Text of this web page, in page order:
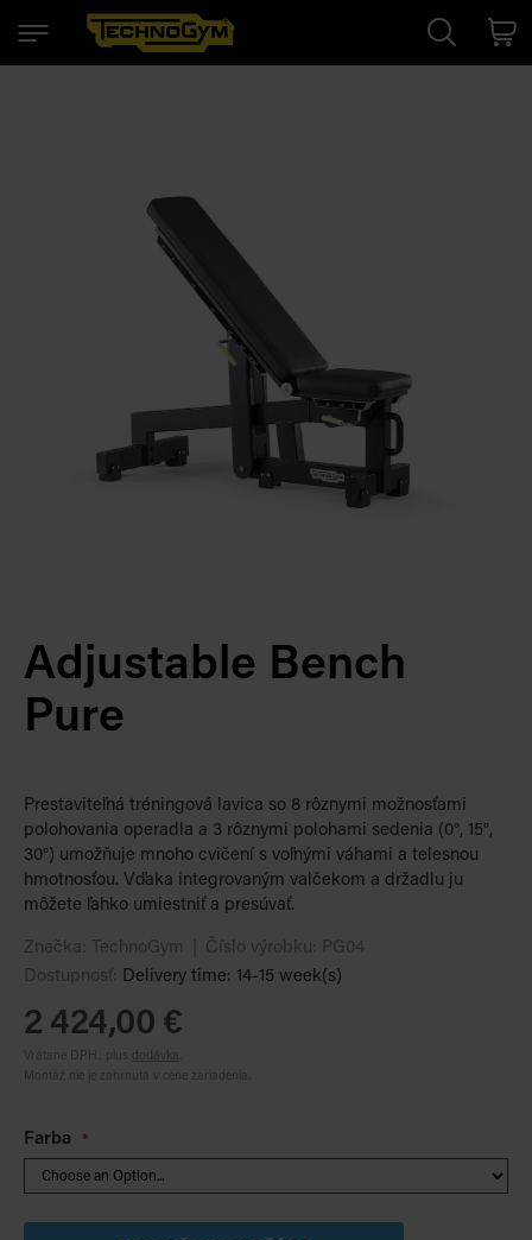
Cart
Adjustable Bench
Pure
Prestaviteľná tréningová lavica so 8 rôznymi možnosťami
polohovania operadla a 3 rôznymi polohami sedenia (0°, 15°,
30°) umožňuje mnoho cvičení s voľnými váhami a telesnou
hmotnosťou. Vďaka integrovaným valčekom a držadlu ju
môžete ľahko umiestniť a presúvať.
Značka: TechnoGym Číslo výrobku:
PG04
Dostupnosť: Delivery time: 14-15 week(s)
2 424,00 €
Vrátane DPH., plus dodávka
Montáž nie je zahrnutá v cene zariadenia.
Farba